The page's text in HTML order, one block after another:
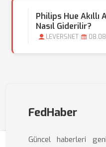
Philips Hue Akıllı
Nasıl Giderilir?
LEVERSNET
FedHaber
Güncel haberleri